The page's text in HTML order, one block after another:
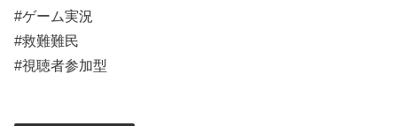
#ゲーム実況
#救難難民
#視聴者参加型